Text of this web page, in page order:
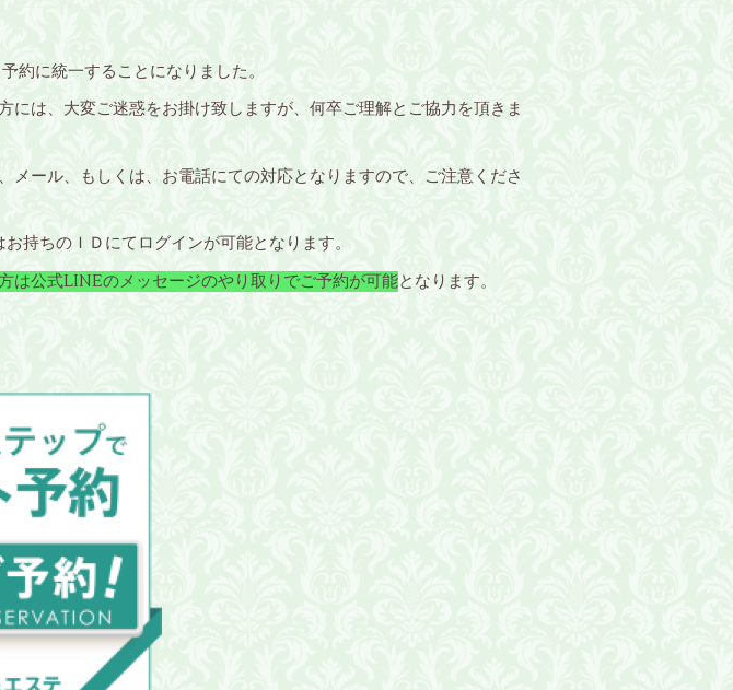
約に統一することになりました。
は、大変ご迷惑をお掛け致しますが、何卒ご理解とご協力を頂きま
ール、もしくは、お電話にての対応となりますので、ご注意くださ
持ちのＩＤにてログインが可能となります。
は公式LINEのメッセージのやり取りでご予約が可能となります。